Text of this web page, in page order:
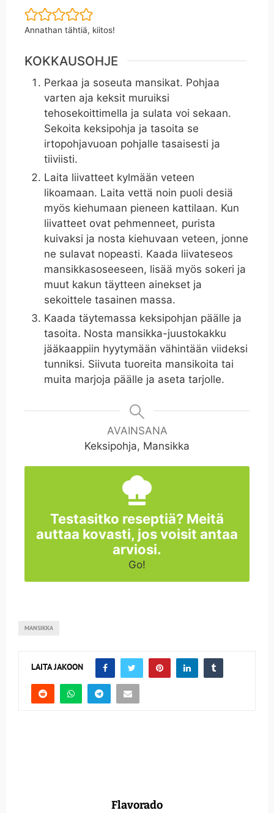
Annathan tähtiä, kiitos!
KOKKAUSOHJE
Perkaa ja soseuta mansikat. Pohjaa
varten aja keksit muruiksi
tehosekoittimella ja sulata voi sekaan.
Sekoita keksipohja ja tasoita se
irtopohjavuoan pohjalle tasaisesti ja
tiiviisti.
Laita liivatteet kylmään veteen
likoamaan. Laita vettä noin puoli desiä
myös kiehumaan pieneen kattilaan. Kun
liivatteet ovat pehmenneet, purista
kuivaksi ja nosta kiehuvaan veteen, jonne
ne sulavat nopeasti. Kaada liivateseos
mansikkasoseeseen, lisää myös sokeri ja
muut kakun täytteen ainekset ja
sekoittele tasainen massa.
Kaada täytemassa keksipohjan päälle ja
tasoita. Nosta mansikka-juustokakku
jääkaappiin hyytymään vähintään viideksi
tunniksi. Siivuta tuoreita mansikoita tai
muita marjoja päälle ja aseta tarjolle.
AVAINSANA
Keksipohja, Mansikka
Testasitko reseptiä? Meitä
auttaa kovasti, jos voisit antaa
arviosi.
Go!
MANSIKKA
LAITA JAKOON
Flavorado